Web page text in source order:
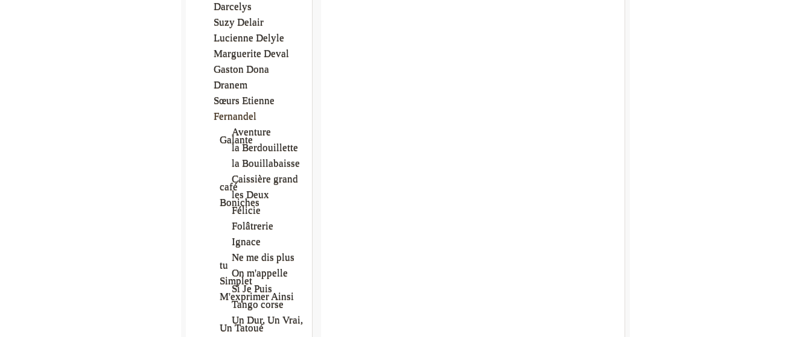
Darcelys
Suzy Delair
Lucienne Delyle
Marguerite Deval
Gaston Dona
Dranem
Sœurs Etienne
Fernandel
Aventure
Galante
la Berdouillette
la Bouillabaisse
Caissière grand
café
les Deux
Boniches
Félicie
Folâtrerie
Ignace
Ne me dis plus
tu
On m'appelle
Simplet
Si Je Puis
M'exprimer Ainsi
Tango corse
Un Dur, Un Vrai,
Un Tatoué